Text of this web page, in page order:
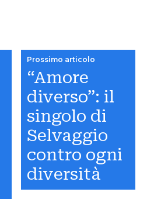
Prossimo articolo
“Amore
diverso”: il
singolo di
Selvaggio
contro ogni
diversità